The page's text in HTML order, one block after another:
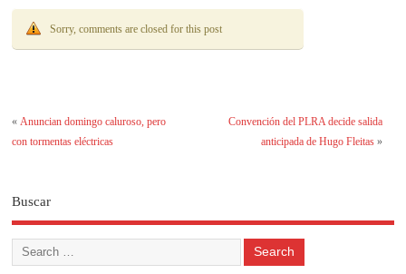
Sorry, comments are closed for this post
«Anuncian domingo caluroso, pero
con tormentas eléctricas
Convención del PLRA decide salida
anticipada de Hugo Fleitas»
Buscar